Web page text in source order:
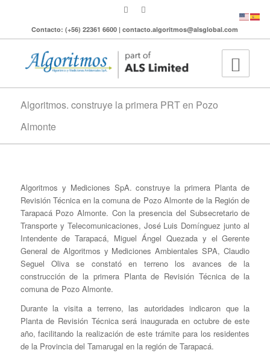
Contacto: (+56) 22361 6600 | contacto.algoritmos@alsglobal.com
Algoritmos. construye la primera PRT en Pozo
Almonte
Algoritmos y Mediciones SpA. construye la primera Planta de
Revisión Técnica en la comuna de Pozo Almonte de la Región de
Tarapacá Pozo Almonte. Con la presencia del Subsecretario de
Transporte y Telecomunicaciones, José Luis Domínguez junto al
Intendente de Tarapacá, Miguel Ángel Quezada y el Gerente
General de Algoritmos y Mediciones Ambientales SPA, Claudio
Seguel Oliva se constató en terreno los avances de la
construcción de la primera Planta de Revisión Técnica de la
comuna de Pozo Almonte.
Durante la visita a terreno, las autoridades indicaron que la
Planta de Revisión Técnica será inaugurada en octubre de este
año, facilitando la realización de este trámite para los residentes
de la Provincia del Tamarugal en la región de Tarapacá.